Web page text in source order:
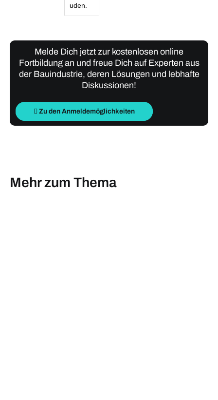
uden.
Melde Dich jetzt zur kostenlosen online
Fortbildung an und freue Dich auf Experten aus
der Bauindustrie, deren Lösungen und lebhafte
Diskussionen!
Zu den Anmeldemöglichkeiten
Mehr zum Thema